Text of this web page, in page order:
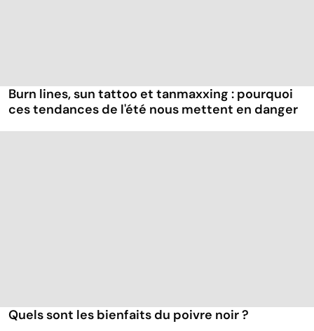
Burn lines, sun tattoo et tanmaxxing : pourquoi
ces tendances de l'été nous mettent en danger
Quels sont les bienfaits du poivre noir ?